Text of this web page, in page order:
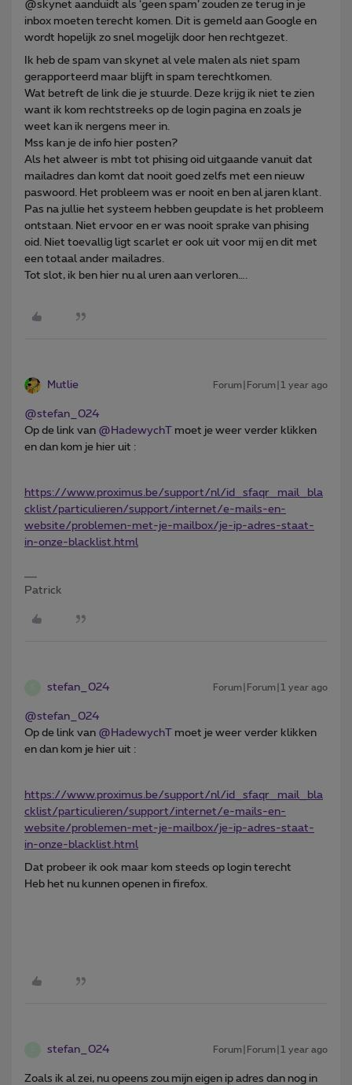
@skynet aanduidt als ‘geen spam’ zouden ze terug in je
inbox moeten terecht komen. Dit is gemeld aan Google en
wordt hopelijk zo snel mogelijk door hen rechtgezet.
Ik heb de spam van skynet al vele malen als niet spam
gerapporteerd maar blijft in spam terechtkomen.
Wat betreft de link die je stuurde. Deze krijg ik niet te zien
want ik kom rechtstreeks op de login pagina en zoals je
weet kan ik nergens meer in.
Mss kan je de info hier posten?
Als het alweer is mbt tot phising oid uitgaande vanuit dat
mailadres dan komt dat nooit goed zelfs met een nieuw
paswoord. Het probleem was er nooit en ben al jaren klant.
Pas na jullie het systeem hebben geupdate is het probleem
ontstaan. Niet ervoor en er was nooit sprake van phising
oid. Niet toevallig ligt scarlet er ook uit voor mij en dit met
een totaal ander mailadres.
Tot slot, ik ben hier nu al uren aan verloren….
Mutlie Forum|Forum|1 year ago
@stefan_024
Op de link van ​ @HadewychT moet je weer verder klikken
en dan kom je hier uit :
https://www.proximus.be/support/nl/id_sfaqr_mail_bla
cklist/particulieren/support/internet/e-mails-en-
website/problemen-met-je-mailbox/je-ip-adres-staat-
in-onze-blacklist.html
Patrick
stefan_024 Forum|Forum|1 year ago
@stefan_024
Op de link van ​ @HadewychT moet je weer verder klikken
en dan kom je hier uit :
https://www.proximus.be/support/nl/id_sfaqr_mail_bla
cklist/particulieren/support/internet/e-mails-en-
website/problemen-met-je-mailbox/je-ip-adres-staat-
in-onze-blacklist.html
Dat probeer ik ook maar kom steeds op login terecht
Heb het nu kunnen openen in firefox.
stefan_024 Forum|Forum|1 year ago
Zoals ik al zei, nu opeens zou mijn eigen ip adres dan nog in